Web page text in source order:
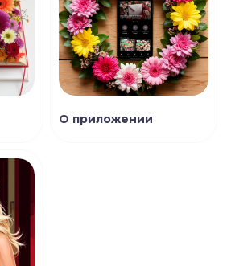
О приложении